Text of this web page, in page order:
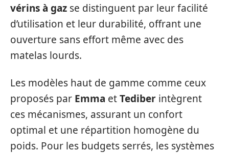
vérins à gaz se distinguent par leur facilité
d’utilisation et leur durabilité, offrant une
ouverture sans effort même avec des
matelas lourds.
Les modèles haut de gamme comme ceux
proposés par Emma etTediber intègrent
ces mécanismes, assurant un confort
optimal et une répartition homogène du
poids. Pour les budgets serrés, les systèmes